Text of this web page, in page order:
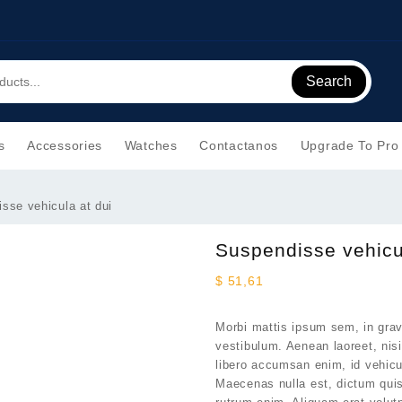
Search
Accessories Watches Contactanos Upgrade To Pro
vehicula at dui
Suspendisse
$ 51,61
Morbi mattis ipsum sem, in
vestibulum. Aenean laoreet,
libero accumsan enim, id
Maecenas nulla est, dictum